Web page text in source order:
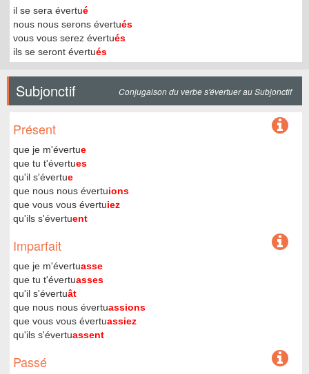
il se sera évertué
nous nous serons évertués
vous vous serez évertués
ils se seront évertués
Subjonctif Conjugaison du verbe s'évertuer au Subjonctif
Présent
que je m'évertue
que tu t'évertues
qu'il s'évertue
que nous nous évertuions
que vous vous évertuiez
qu'ils s'évertuent
Imparfait
que je m'évertuasse
que tu t'évertuasses
qu'il s'évertuât
que nous nous évertuassions
que vous vous évertuassiez
qu'ils s'évertuassent
Passé